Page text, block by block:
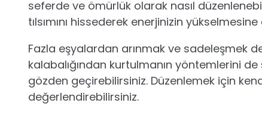
seferde ve ömürlük olarak nasıl
tılsımını hissederek enerjinizin
Fazla eşyalardan arınmak ve sadeleşmek
kalabalığından kurtulmanın yöntemlerini
gözden geçirebilirsiniz. Düzenlemek için
değerlendirebilirsiniz.